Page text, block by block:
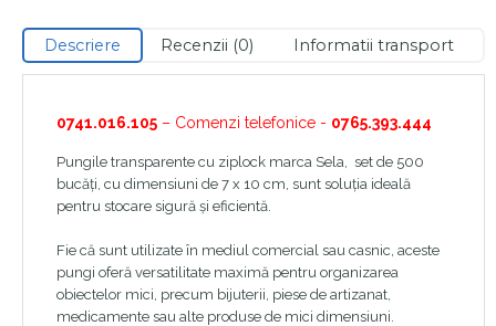
Descriere Recenzii (0) Informatii transport
0741.016.105 – Comenzi telefonice - 0765.393.444
Pungile transparente cu ziplock marca Sela, set de 500
bucăți, cu dimensiuni de 7 x 10 cm, sunt soluția ideală
pentru stocare sigură și eficientă.
Fie că sunt utilizate în mediul comercial sau casnic, aceste
pungi oferă versatilitate maximă pentru organizarea
obiectelor mici, precum bijuterii, piese de artizanat,
medicamente sau alte produse de mici dimensiuni.